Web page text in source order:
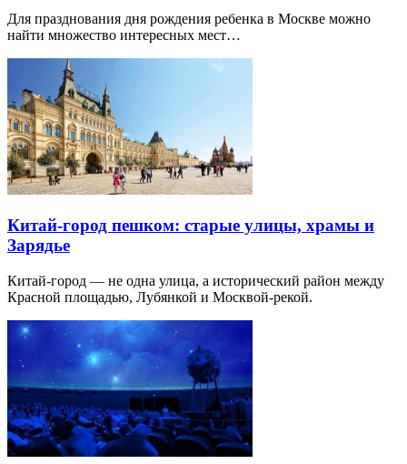
Для празднования дня рождения ребенка в Москве можно
найти множество интересных мест…
Китай-город пешком: старые улицы, храмы и
Зарядье
Китай-город — не одна улица, а исторический район между
Красной площадью, Лубянкой и Москвой-рекой.